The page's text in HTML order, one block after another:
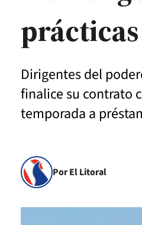
prácticas
Dirigentes del
finalice su contrato
temporada a
Por El Litoral